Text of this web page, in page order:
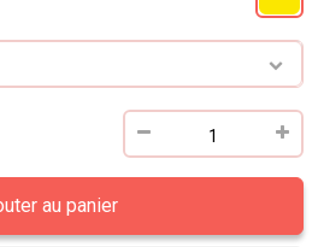
au panier